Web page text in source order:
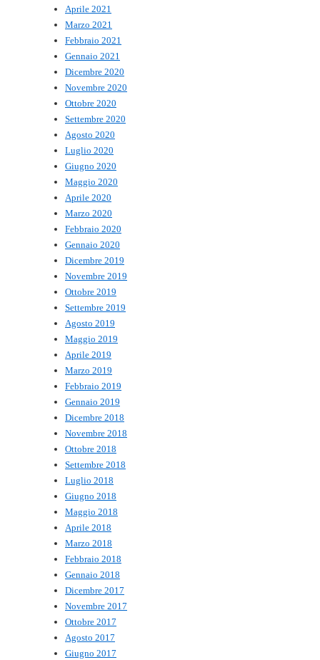
Aprile 2021
Marzo 2021
Febbraio 2021
Gennaio 2021
Dicembre 2020
Novembre 2020
Ottobre 2020
Settembre 2020
Agosto 2020
Luglio 2020
Giugno 2020
Maggio 2020
Aprile 2020
Marzo 2020
Febbraio 2020
Gennaio 2020
Dicembre 2019
Novembre 2019
Ottobre 2019
Settembre 2019
Agosto 2019
Maggio 2019
Aprile 2019
Marzo 2019
Febbraio 2019
Gennaio 2019
Dicembre 2018
Novembre 2018
Ottobre 2018
Settembre 2018
Luglio 2018
Giugno 2018
Maggio 2018
Aprile 2018
Marzo 2018
Febbraio 2018
Gennaio 2018
Dicembre 2017
Novembre 2017
Ottobre 2017
Agosto 2017
Giugno 2017